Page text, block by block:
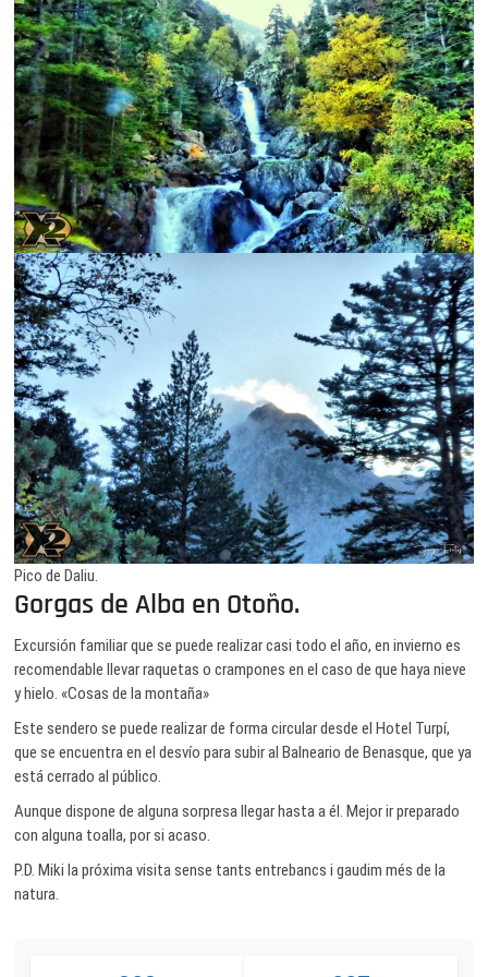
Pico de Daliu.
Gorgas de Alba en Otoño.
Excursión familiar que se puede realizar casi todo el año, en invierno es
recomendable llevar raquetas o crampones en el caso de que haya nieve
y hielo. «Cosas de la montaña»
Este sendero se puede realizar de forma circular desde el Hotel Turpí,
que se encuentra en el desvío para subir al Balneario de Benasque, que ya
está cerrado al público.
Aunque dispone de alguna sorpresa llegar hasta a él. Mejor ir preparado
con alguna toalla, por si acaso.
P.D. Miki la próxima visita sense tants entrebancs i gaudim més de la
natura.